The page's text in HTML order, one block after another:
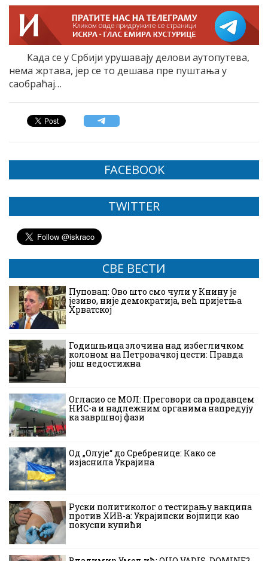
Када се у Србији урушавају делови аутопутева,
нема жртава, јер се то дешава пре пуштања у
саобраћај…
FACEBOOK
TWITTER
СВЕ ВЕСТИ
Пуповац: Ово што смо чули у Книну је
језиво, није демократија, већ пријетња
Хрватској
Годишњица злочина над избегличком
колоном на Петровачкој цести: Правда
још недостижна
Огласио се МОЛ: Преговори са продавцем
НИС-а и надлежним органима напредују
ка завршној фази
Од „Олује“ до Сребренице: Како се
изјаснила Украјина
Руски политиколог о тестирању вакцина
против ХИВ-а: Украјински војници као
покусни кунићи